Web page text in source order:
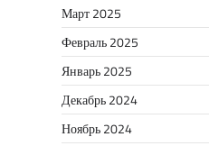
Март 2025
Февраль 2025
Январь 2025
Декабрь 2024
Ноябрь 2024